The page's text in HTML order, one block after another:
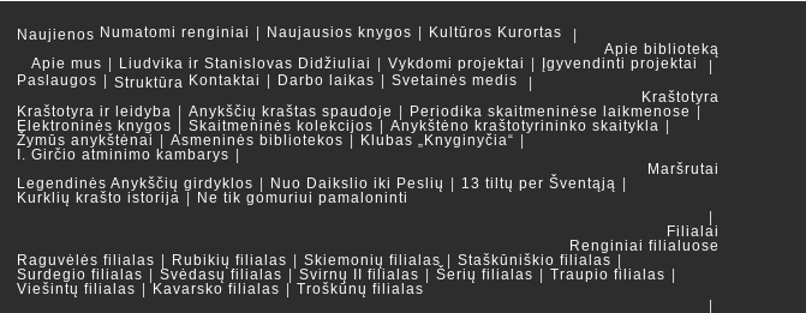
Naujienos Numatomi renginiai Naujausios knygos
Kultūros Kurortas
Apie biblioteką
Apie mus
Liudvika ir Stanislovas Didžiuliai Vykdomi projektai
Įgyvendinti projektai
Paslaugos
Struktūra Kontaktai Darbo laikas
Svetainės medis
Kraštotyra
Kraštotyra ir leidyba
Anykščių kraštas spaudoje
Periodika skaitmeninėse laikmenose
Elektroninės knygos
Skaitmeninės kolekcijos
Anykštėno kraštotyrininko skaitykla
Žymūs anykštėnai
Asmeninės bibliotekos
Klubas „Knyginyčia“
I. Girčio atminimo kambarys
Maršrutai
Legendinės Anykščių girdyklos
Nuo Daikslio iki Peslių
13 tiltų per Šventąją
Kurklių krašto istorija
Ne tik gomuriui pamaloninti
Filialai
Renginiai filialuose
Raguvėlės filialas
Rubikių filialas Skiemonių filialas
Staškūniškio filialas
Surdegio filialas
Svėdasų filialas Svirnų II filialas Šerių filialas
Traupio filialas
Viešintų filialas
Kavarsko filialas
Troškūnų filialas